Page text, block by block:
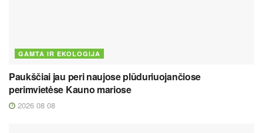
GAMTA IR EKOLOGIJA
Paukščiai jau peri naujose plūduriuojančiose
perimvietėse Kauno mariose
2026 08 08